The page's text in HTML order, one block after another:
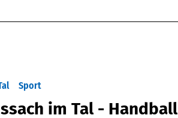
Sport
im Tal - Handball